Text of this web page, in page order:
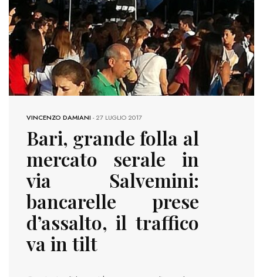
VINCENZO DAMIANI -27 LUGLIO 2017
Bari, grande folla al
mercato serale in
via Salvemini:
bancarelle prese
d’assalto, il traffico
va in tilt